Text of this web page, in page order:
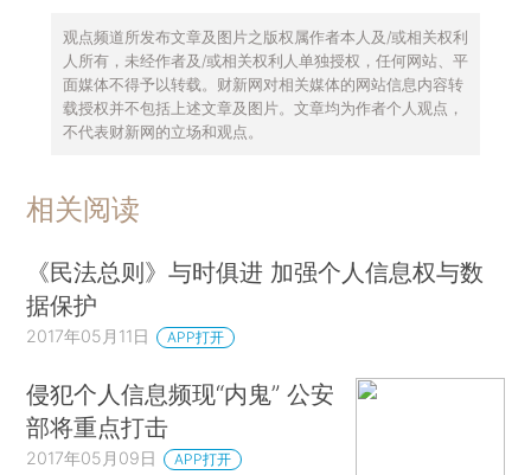
观点频道所发布文章及图片之版权属作者本人及/或相关权利
人所有，未经作者及/或相关权利人单独授权，任何网站、平
面媒体不得予以转载。财新网对相关媒体的网站信息内容转
载授权并不包括上述文章及图片。文章均为作者个人观点，
不代表财新网的立场和观点。
相关阅读
《民法总则》与时俱进 加强个人信息权与数
据保护
2017年05月11日 APP打开
侵犯个人信息频现“内鬼” 公安
部将重点打击
2017年05月09日 APP打开